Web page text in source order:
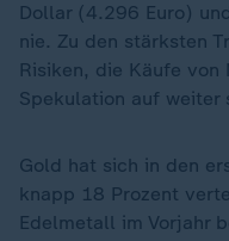
Dollar (4.296 Euro)
nie. Zu den stärksten
Risiken, die Käufe von
Spekulation auf weiter
Gold hat sich in den
knapp 18 Prozent
Edelmetall im Vorjahr